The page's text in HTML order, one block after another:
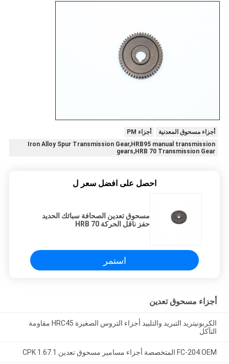
أجزاء مسحوق المعدنية
أجزاء PM
Iron Alloy Spur Transmission Gear,HRB95 manual transmission
gears,HRB 70 Transmission Gear
احصل على افضل سعر ل
مسحوق تعدين الصحافة سبائك الحديد
حفز ناقل الحركة HRB 70
استمر
أجزاء مسحوق تعدين
الكربونيتريد التبريد والتلبيد أجزاء التروس الصغيرة HRC45 مقاومة
التآكل
FC-204 OEM المتخصصة أجزاء مسامير مسحوق تعدين CPK 1.67.1